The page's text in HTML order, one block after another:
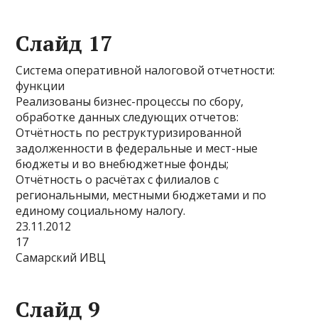
Слайд 17
Система оперативной налоговой отчетности:
функции
Реализованы бизнес-процессы по сбору,
обработке данных следующих отчетов:
Отчётность по реструктуризированной
задолженности в федеральные и мест-ные
бюджеты и во внебюджетные фонды;
Отчётность о расчётах с филиалов с
региональными, местными бюджетами и по
единому социальному налогу.
23.11.2012
17
Самарский ИВЦ
Слайд 9